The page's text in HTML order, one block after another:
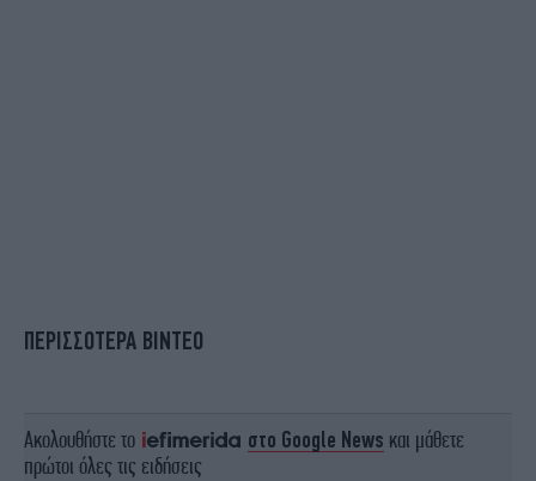
ΠΕΡΙΣΣΟΤΕΡΑ ΒΙΝΤΕΟ
Ακολουθήστε το στο Google News και μάθετε
πρώτοι όλες τις ειδήσεις